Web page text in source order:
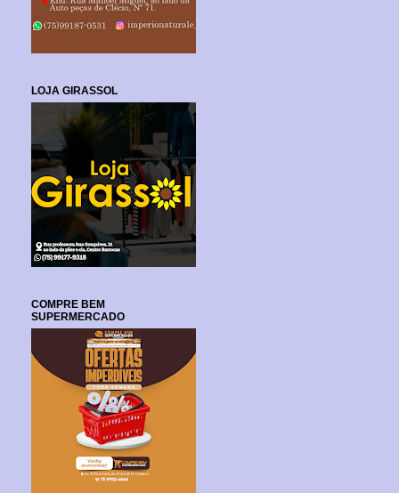
LOJA GIRASSOL
COMPRE BEM
SUPERMERCADO